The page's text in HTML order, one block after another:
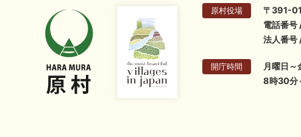
原村役場
〒391-
電話番
法人番
開庁時間
月曜日～
8時30分